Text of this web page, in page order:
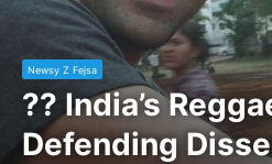
Newsy Z Fejsa
?? India’s
Defending